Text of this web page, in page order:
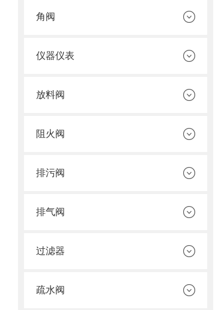
角阀
仪器仪表
放料阀
阻火阀
排污阀
排气阀
过滤器
疏水阀